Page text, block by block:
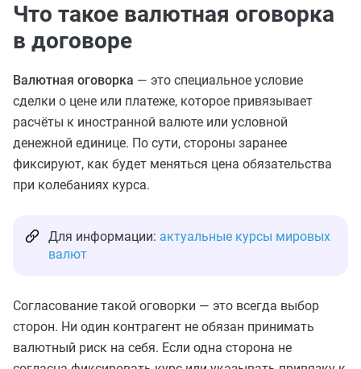
Что такое валютная оговорка
в договоре
Валютная оговорка — это специальное условие
сделки о цене или платеже, которое привязывает
расчёты к иностранной валюте или условной
денежной единице. По сути, стороны заранее
фиксируют, как будет меняться цена обязательства
при колебаниях курса.
Для информации: актуальные курсы мировых
валют
Согласование такой оговорки — это всегда выбор
сторон. Ни один контрагент не обязан принимать
валютный риск на себя. Если одна сторона не